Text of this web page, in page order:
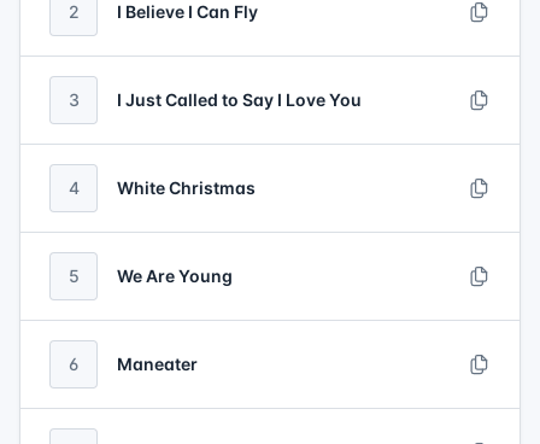
2 I Believe I Can Fly
3 I Just Called to Say I Love You
4 White Christmas
5 We Are Young
6 Maneater